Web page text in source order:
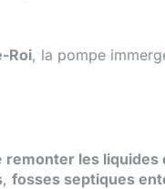
Roi, la pompe
remonter les
, fosses septiques